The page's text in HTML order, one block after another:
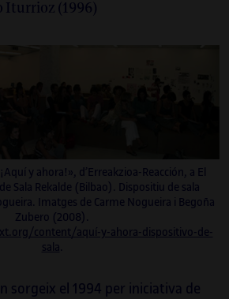
Iturrioz (1996)
y ahora!», d’Erreakzioa-Reacción, a El
Sala Rekalde (Bilbao). Dispositiu de sala
Imatges de Carme Nogueira i Begoña
Zubero (2008).
content/aquí-y-ahora-dispositivo-de-
sala
sorgeix el 1994 per iniciativa de